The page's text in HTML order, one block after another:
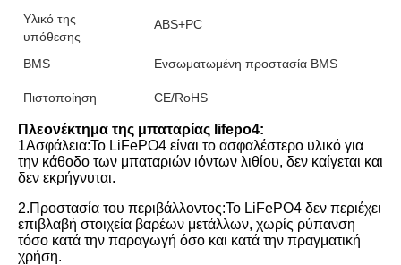
Υλικό της
υπόθεσης
ABS+PC
BMS Ενσωματωμένη προστασία BMS
Πιστοποίηση CE/RoHS
Πλεονέκτημα της μπαταρίας lifepo4:
1Ασφάλεια:Το LiFePO4 είναι το ασφαλέστερο υλικό για
την κάθοδο των μπαταριών ιόντων λιθίου, δεν καίγεται και
δεν εκρήγνυται.
2.Προστασία του περιβάλλοντος:Το LiFePO4 δεν περιέχει
επιβλαβή στοιχεία βαρέων μετάλλων, χωρίς ρύπανση
τόσο κατά την παραγωγή όσο και κατά την πραγματική
χρήση.